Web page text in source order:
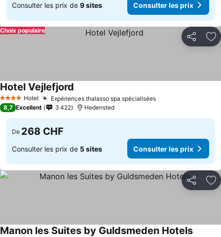
Consulter les prix de 9 sites Consulter les prix
Partager
Choix populaire
4 Étoiles Hotel Expériences thalasso spa spécialisées
Hotel Vejlefjord
8,7 Excellent 3 422 Hedensted
De 268 CHF
Consulter les prix de 5 sites Consulter les prix
Partager
Manon les Suites by Guldsmeden Hotels